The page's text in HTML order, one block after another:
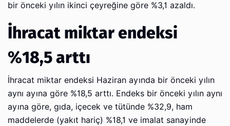
bir önceki yılın ikinci çeyreğine göre %3,1 azaldı.
İhracat miktar endeksi
%18,5 arttı
İhracat miktar endeksi Haziran ayında bir önceki yılın
aynı ayına göre %18,5 arttı. Endeks bir önceki yılın aynı
ayına göre, gıda, içecek ve tütünde %32,9, ham
maddelerde (yakıt hariç) %18,1 ve imalat sanayinde